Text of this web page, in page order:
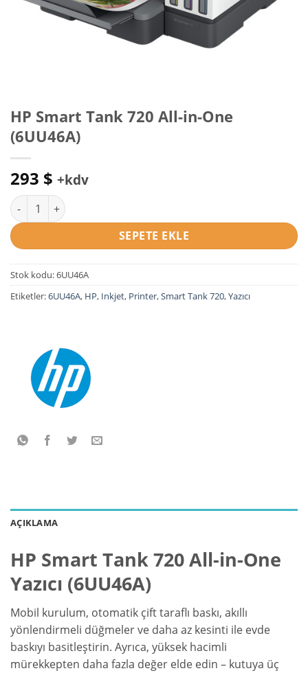
HP Smart Tank 720 All-in-One
(6UU46A)
293 $ +kdv
HP Smart Tank 720 All-in-One (6UU46A) adet
SEPETE EKLE
Stok kodu:6UU46A
Etiketler:6UU46A, HP, Inkjet, Printer,Smart Tank 720,Yazıcı
AÇIKLAMA
HP Smart Tank 720 All-in-One
Yazıcı (6UU46A)
Mobil kurulum, otomatik çift taraflı baskı, akıllı
yönlendirmeli düğmeler ve daha az kesinti ile evde
baskıyı basitleştirin. Ayrıca, yüksek hacimli
mürekkepten daha fazla değer elde edin – kutuya üç